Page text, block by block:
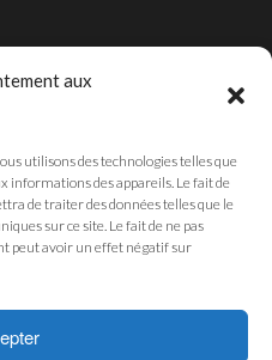
aux
utilisons des technologies telles que
informations des appareils. Le fait de
de traiter des données telles que le
sur ce site. Le fait de ne pas
peut avoir un effet négatif sur
Développé parSWM